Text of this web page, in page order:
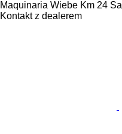
Maquinaria Wiebe Km 24 Sa
Kontakt z dealerem